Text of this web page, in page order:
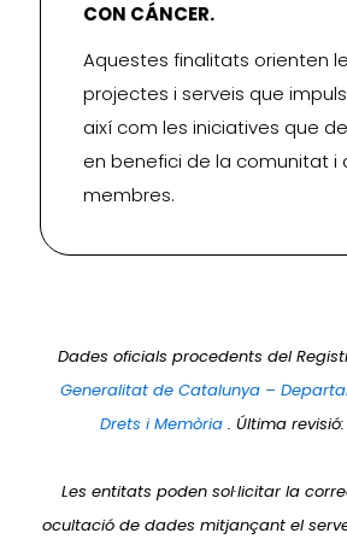
CON CÁNCER.
Aquestes finalitats orienten
projectes i serveis que
així com les iniciatives que
en benefici de la comunitat i
membres.
Dades oficials procedents del
Generalitat de Catalunya –
Drets i Memòria . Última
Les entitats poden sol·licitar la
ocultació de dades mitjançant el